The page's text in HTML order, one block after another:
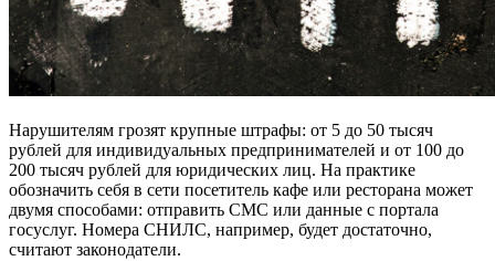
Нарушителям грозят крупные штрафы: от 5 до 50 тысяч
рублей для индивидуальных предпринимателей и от 100 до
200 тысяч рублей для юридических лиц. На практике
обозначить себя в сети посетитель кафе или ресторана может
двумя способами: отправить СМС или данные с портала
госуслуг. Номера СНИЛС, например, будет достаточно,
считают законодатели.